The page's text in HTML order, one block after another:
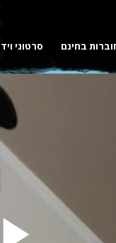
בחינם סרטוני